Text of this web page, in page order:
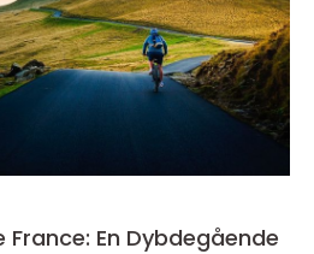
France: En Dybdegående